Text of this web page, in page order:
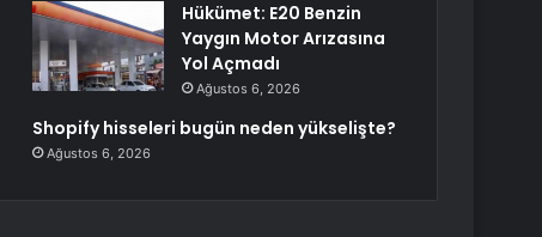
Hükümet: E20 Benzin
Yaygın Motor Arızasına
Yol Açmadı
Ağustos 6, 2026
Shopify hisseleri bugün neden yükselişte?
Ağustos 6, 2026